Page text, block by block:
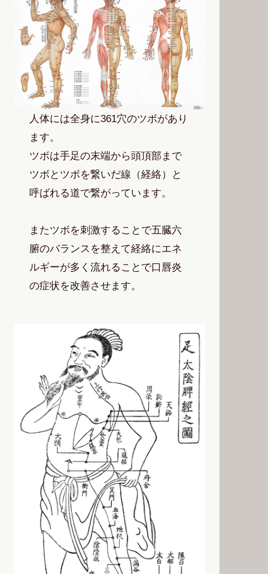
人体には全身に361穴のツボがあり
ます。
ツボは手足の末端から頭頂部まで
ツボとツボを繋いだ線（経絡）と
呼ばれる道で繋がっています。
またツボを刺激することで五臓六
腑のバランスを整えて経絡にエネ
ルギーが多く流れることで口唇炎
の症状を改善させます。